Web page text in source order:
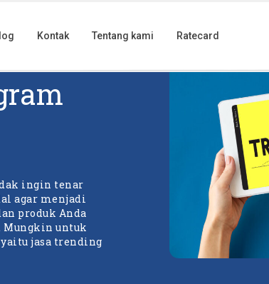
Kontak Tentang kami Ratecard
ingin tenar
agar menjadi
produk Anda
untuk
jasa trending